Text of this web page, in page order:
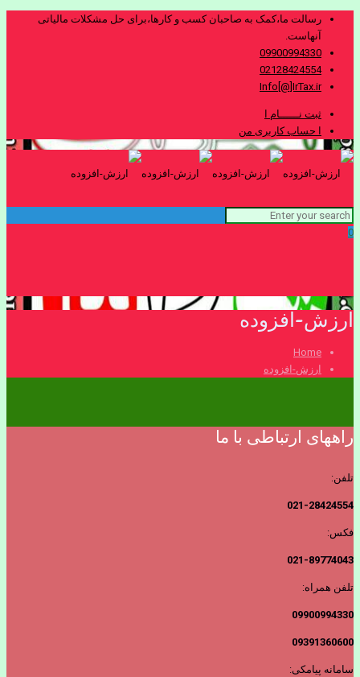
رسالت ما،کمک به صاحبان کسب و کارها،برای حل مشکلات مالیاتی
آنهاست.
09900994330
02128424554
Info[@]IrTax.ir
ثبت نــــــام ا
ا حساب کاربری من
0
ارزش-افزوده
Home
ارزش-افزوده
راههای ارتباطی با ما
تلفن:
021-28424554
فکس:
021-89774043
تلفن همراه:
09900994330
09391360600
سامانه پیامکی: